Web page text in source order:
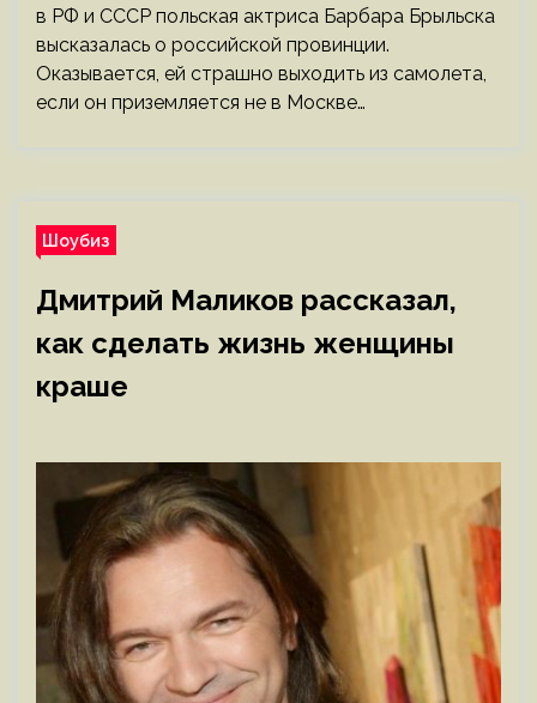
в РФ и СССР польская актриса Барбара Брыльска
высказалась о российской провинции.
Оказывается, ей страшно выходить из самолета,
если он приземляется не в Москве…
Шоубиз
Дмитрий Маликов рассказал,
как сделать жизнь женщины
краше